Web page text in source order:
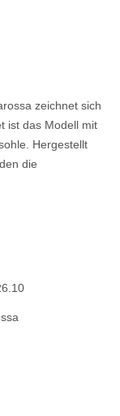
zeichnet sich
ist das Modell mit
Hergestellt
die